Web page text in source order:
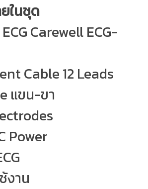
ในชุด
Carewell ECG-
Cable 12 Leads
แขน-ขา
Power
งาน